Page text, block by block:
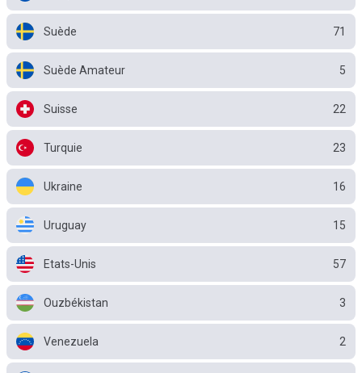
Suède 71
Suède Amateur 5
Suisse 22
Turquie 23
Ukraine 16
Uruguay 15
Etats-Unis 57
Ouzbékistan 3
Venezuela 2